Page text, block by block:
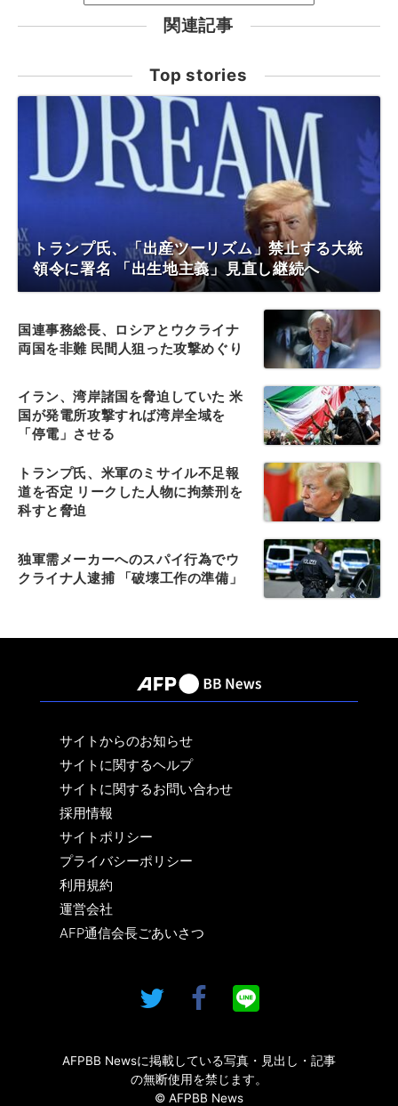
関連記事
Top stories
トランプ氏、「出産ツーリズム」禁止する大統
領令に署名 「出生地主義」見直し継続へ
国連事務総長、ロシアとウクライナ
両国を非難 民間人狙った攻撃めぐり
イラン、湾岸諸国を脅迫していた 米
国が発電所攻撃すれば湾岸全域を
「停電」させる
トランプ氏、米軍のミサイル不足報
道を否定 リークした人物に拘禁刑を
科すと脅迫
独軍需メーカーへのスパイ行為でウ
クライナ人逮捕 「破壊工作の準備」
サイトからのお知らせ
サイトに関するヘルプ
サイトに関するお問い合わせ
採用情報
サイトポリシー
プライバシーポリシー
利用規約
運営会社
AFP通信会長ごあいさつ
AFPBB Newsに掲載している写真・見出し・記事
の無断使用を禁じます。
© AFPBB News